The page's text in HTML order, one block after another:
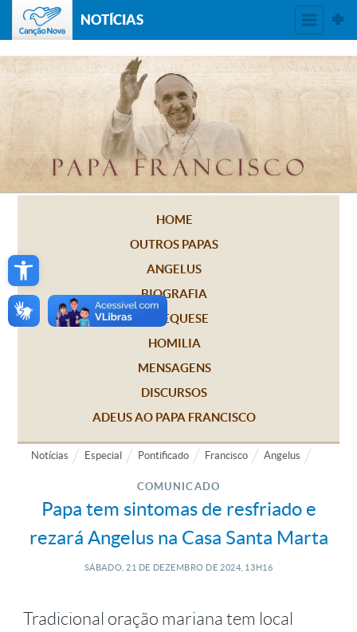
Open toolbar
NOTÍCIAS
HOME
OUTROS PAPAS
ANGELUS
BIOGRAFIA
CATEQUESE
HOMILIA
MENSAGENS
DISCURSOS
ADEUS AO PAPA FRANCISCO
Notícias Especial Pontificado Francisco Angelus
COMUNICADO
Papa tem sintomas de resfriado e
rezará Angelus na Casa Santa Marta
SÁBADO, 21 DE DEZEMBRO DE 2024, 13H16
Tradicional oração mariana tem local